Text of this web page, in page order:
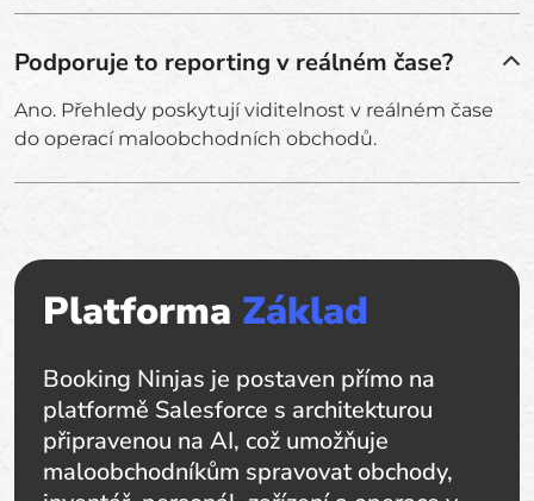
Podporuje to reporting v reálném čase?
Ano. Přehledy poskytují viditelnost v reálném čase
do operací maloobchodních obchodů.
Platforma Základ
Booking Ninjas je postaven přímo na
platformě Salesforce s architekturou
připravenou na AI, což umožňuje
maloobchodníkům spravovat obchody,